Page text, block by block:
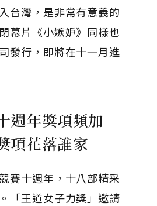
台灣，是非常有意義的
幕片《小嫉妒》同樣也
發行，即將在十一月進
週年獎項頻加
項花落誰家
賽十週年，十八部精采
「王道女子力獎」邀請